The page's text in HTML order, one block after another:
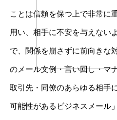
ことは信頼を保つ上で非常に
用い、相手に不安を与えない
で、関係を崩さずに前向きな
のメール文例・言い回し・マ
取引先・同僚のあらゆる相手
可能性があるビジネスメール